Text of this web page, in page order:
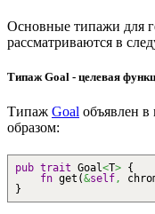
Основные типажи для
рассматриваются в
Типаж Goal - целевая
Типаж Goal объявлен
образом:
pub trait Goal<T> {
fn get (&self,
}